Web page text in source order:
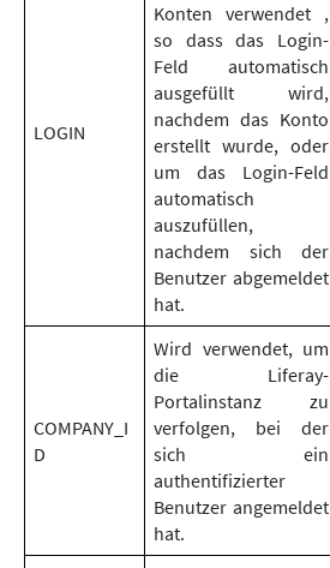
LOGIN
Konten verwendet ,
so dass das Login-
Feld automatisch
ausgefüllt wird,
nachdem das Konto
erstellt wurde, oder
um das Login-Feld
automatisch
auszufüllen,
nachdem sich der
Benutzer abgemeldet
hat.
COMPANY_I
D
Wird verwendet, um
die Liferay-
Portalinstanz zu
verfolgen, bei der
sich ein
authentifizierter
Benutzer angemeldet
hat.